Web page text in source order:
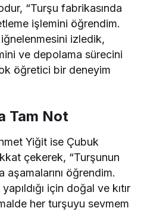
“Turşu fabrikasında
işlemini öğrendim.
izledik,
ve depolama sürecini
öğretici bir deneyim
Tam Not
Yiğit ise Çubuk
çekerek, “Turşunun
öğrendim.
için doğal ve kıtır
her turşuyu sevmem